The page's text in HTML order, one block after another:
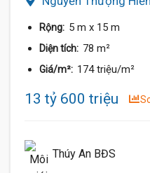
Rộng: 5 m x 15 m
Diện tích: 78 m²
Giá/m²: 174 triệu/m²
13 tỷ 600 triệu
Thúy An BĐS